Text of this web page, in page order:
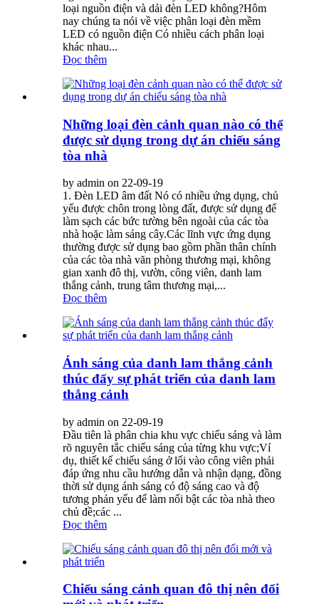
loại nguồn điện và dải đèn LED không?Hôm
nay chúng ta nói về việc phân loại đèn mềm
LED có nguồn điện Có nhiều cách phân loại
khác nhau...
Đọc thêm
Những loại đèn cảnh quan nào có thể
được sử dụng trong dự án chiếu sáng
tòa nhà
by admin on 22-09-19
1. Đèn LED âm đất Nó có nhiều ứng dụng, chủ
yếu được chôn trong lòng đất, được sử dụng để
làm sạch các bức tường bên ngoài của các tòa
nhà hoặc làm sáng cây.Các lĩnh vực ứng dụng
thường được sử dụng bao gồm phần thân chính
của các tòa nhà văn phòng thương mại, không
gian xanh đô thị, vườn, công viên, danh lam
thắng cảnh, trung tâm thương mại,...
Đọc thêm
Ánh sáng của danh lam thắng cảnh
thúc đẩy sự phát triển của danh lam
thắng cảnh
by admin on 22-09-19
Đầu tiên là phân chia khu vực chiếu sáng và làm
rõ nguyên tắc chiếu sáng của từng khu vực;Ví
dụ, thiết kế chiếu sáng ở lối vào công viên phải
đáp ứng nhu cầu hướng dẫn và nhận dạng, đồng
thời sử dụng ánh sáng có độ sáng cao và độ
tương phản yếu để làm nổi bật các tòa nhà theo
chủ đề;các ...
Đọc thêm
Chiếu sáng cảnh quan đô thị nên đổi